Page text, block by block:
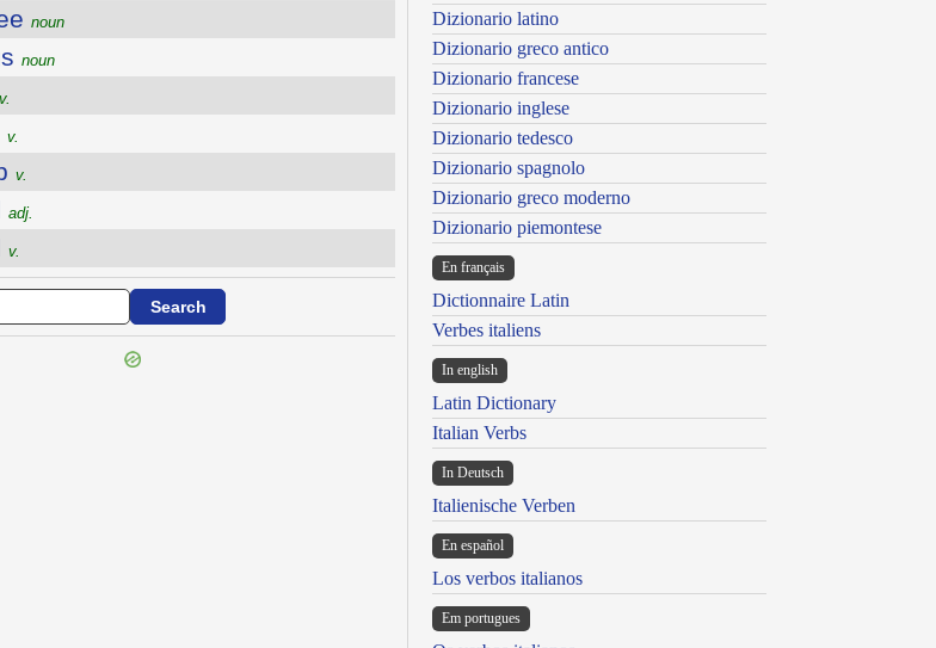
noun
noun
v.
v.
adj.
v.
Dizionario latino
Dizionario greco antico
Dizionario francese
Dizionario inglese
Dizionario tedesco
Dizionario spagnolo
Dizionario greco moderno
Dizionario piemontese
En français
Dictionnaire Latin
Verbes italiens
In english
Latin Dictionary
Italian Verbs
In Deutsch
Italienische Verben
En español
Los verbos italianos
Em portugues